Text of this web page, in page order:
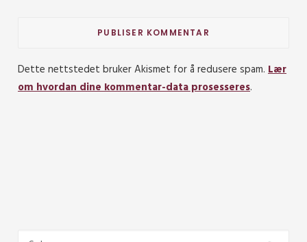
Dette nettstedet bruker Akismet for å redusere spam. Lær
om hvordan dine kommentar-data prosesseres.